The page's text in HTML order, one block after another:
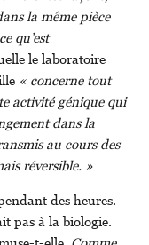
la même pièce
qu’est
le laboratoire
« concerne tout
activité génique qui
dans la
au cours des
réversible. »
des heures.
pas à la biologie.